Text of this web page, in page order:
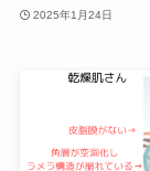
2025年1月24日